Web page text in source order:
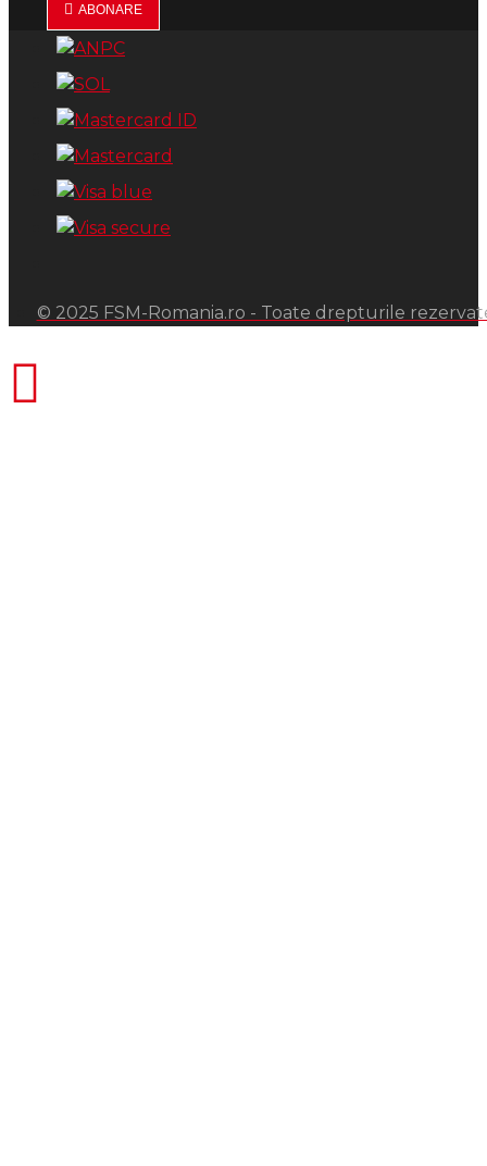
ABONARE
© 2025 FSM-Romania.ro - Toate drepturile